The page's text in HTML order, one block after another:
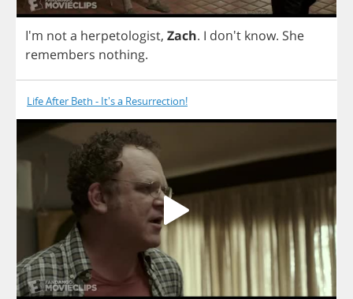
I'm nota herpetologist, Zach. I don't know. She
remembers nothing.
Life After Beth - It's a Resurrection!